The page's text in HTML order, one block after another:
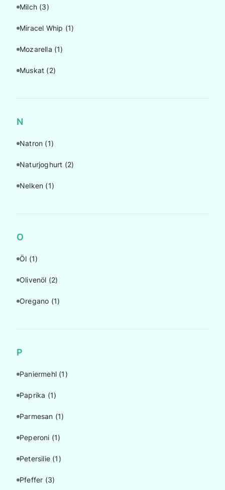
Milch (3)
Miracel Whip (1)
Mozarella (1)
Muskat (2)
N
Natron (1)
Naturjoghurt (2)
Nelken (1)
O
Öl (1)
Olivenöl (2)
Oregano (1)
P
Paniermehl (1)
Paprika (1)
Parmesan (1)
Peperoni (1)
Petersilie (1)
Pfeffer (3)